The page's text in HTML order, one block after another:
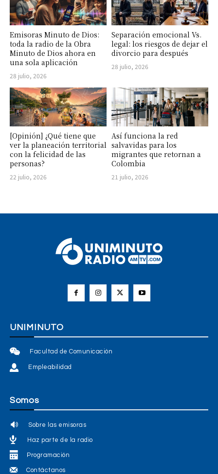
Emisoras Minuto de Dios:
toda la radio de la Obra
Minuto de Dios ahora en
una sola aplicación
28 julio, 2026
Separación emocional Vs.
legal: los riesgos de dejar el
divorcio para después
28 julio, 2026
[Opinión] ¿Qué tiene que
ver la planeación territorial
con la felicidad de las
personas?
22 julio, 2026
Así funciona la red
salvavidas para los
migrantes que retornan a
Colombia
21 julio, 2026
UNIMINUTO
Facultad de Comunicación
Empleabilidad
Somos
Sobre las emisoras
Haz parte de la radio
Programación
Contáctanos